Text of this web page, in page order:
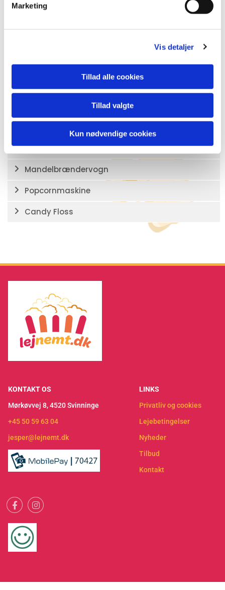
Marketing
Vis detaljer
Tillad alle cookies
Tillad valgte
Kun nødvendige cookies
Helstegt pattegris
Snowcone maskine
Frozen yoghurt maskine
Leje af kæmpegrill
Mandelbrændervogn
Popcornmaskine
Candy Floss
KONTAKT OS
Mørkøvvej 8, 4520 Svinninge
+45 50 59 63 04
jesper@lejnemt.dk
LINKS
Privatliv og cookies
Lejebetingelser
Nyheder
Tilbud
Kontakt